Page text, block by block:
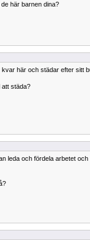
här barnen dina?
här och städar efter sitt
att städa?
leda och fördela arbetet och